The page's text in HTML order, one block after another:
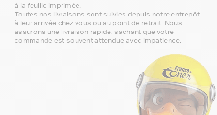
à la feuille imprimée.
Toutes nos livraisons sont suivies depuis notre entrepôt
à leur arrivée chez vous ou au point de retrait. Nous
assurons une livraison rapide, sachant que votre
commande est souvent attendue avec impatience.